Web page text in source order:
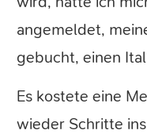
angemeldet,
gebucht, einen
Es kostete eine
wieder Schritte